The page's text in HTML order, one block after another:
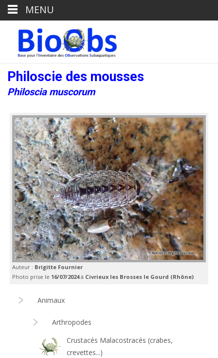
Philoscie des mousses
Philoscia muscorum
Auteur : Brigitte Fournier
Photo prise le 16/07/2024à Civrieux les Brosses le Gourd (Rhône)
Animaux
Arthropodes
Crustacés Malacostracés (crabes,
crevettes...)
MENU